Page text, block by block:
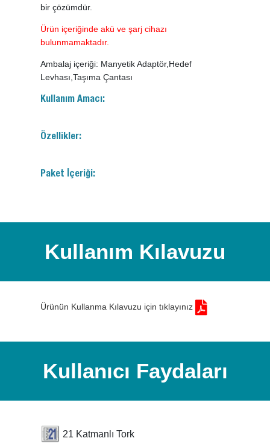
bir çözümdür.
Ürün içeriğinde akü ve şarj cihazı
bulunmamaktadır.
Ambalaj içeriği: Manyetik Adaptör,Hedef
Levhası,Taşıma Çantası
Kullanım Amacı:
Özellikler:
Paket İçeriği:
Kullanım Kılavuzu
Ürünün Kullanma Kılavuzu için tıklayınız
Kullanıcı Faydaları
21 Katmanlı Tork